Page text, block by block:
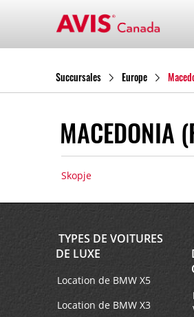
Succursales Europe
MACEDONIA
Skopje
TYPES DE VOITURES
DE LUXE
Location de BMW X5
Location de BMW X3